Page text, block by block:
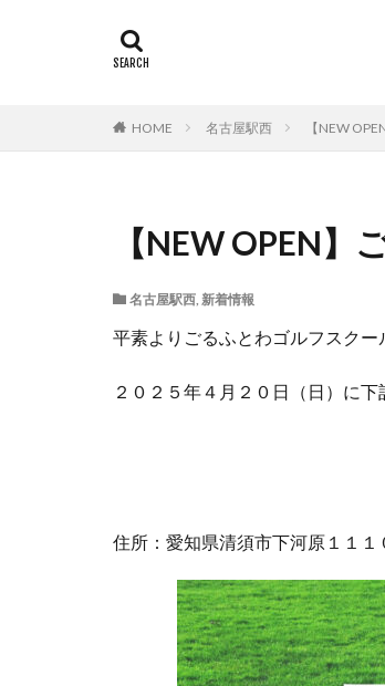
HOME 名古屋駅西 【NEW
【NEW OPEN
名古屋駅西, 新着情報
平素よりごるふとわゴルフスクー
２０２５年４月２０日（日）に
住所：愛知県清須市下河原１１